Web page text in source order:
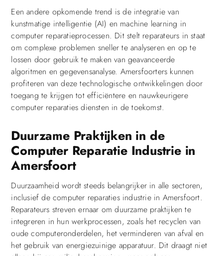
Een andere opkomende trend is de integratie van
kunstmatige intelligentie (AI) en machine learning in
computer reparatieprocessen. Dit stelt reparateurs in staat
om complexe problemen sneller te analyseren en op te
lossen door gebruik te maken van geavanceerde
algoritmen en gegevensanalyse. Amersfoorters kunnen
profiteren van deze technologische ontwikkelingen door
toegang te krijgen tot efficiëntere en nauwkeurigere
computer reparaties diensten in de toekomst.
Duurzame Praktijken in de
Computer Reparatie Industrie in
Amersfoort
Duurzaamheid wordt steeds belangrijker in alle sectoren,
inclusief de computer reparaties industrie in Amersfoort.
Reparateurs streven ernaar om duurzame praktijken te
integreren in hun werkprocessen, zoals het recyclen van
oude computeronderdelen, het verminderen van afval en
het gebruik van energiezuinige apparatuur. Dit draagt niet